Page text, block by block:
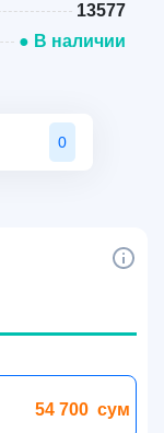
13577
● В наличии
0
54 700 сум